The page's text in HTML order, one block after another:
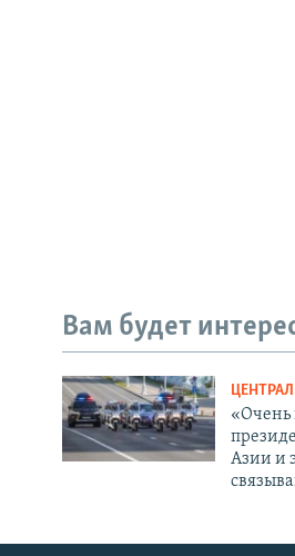
Вам будет
«Очень
Азии и